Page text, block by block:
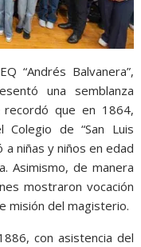
“Andrés Balvanera”,
una semblanza
que en 1864,
Colegio de “San Luis
a niñas y niños en edad
Asimismo, de manera
mostraron vocación
misión del magisterio.
con asistencia del